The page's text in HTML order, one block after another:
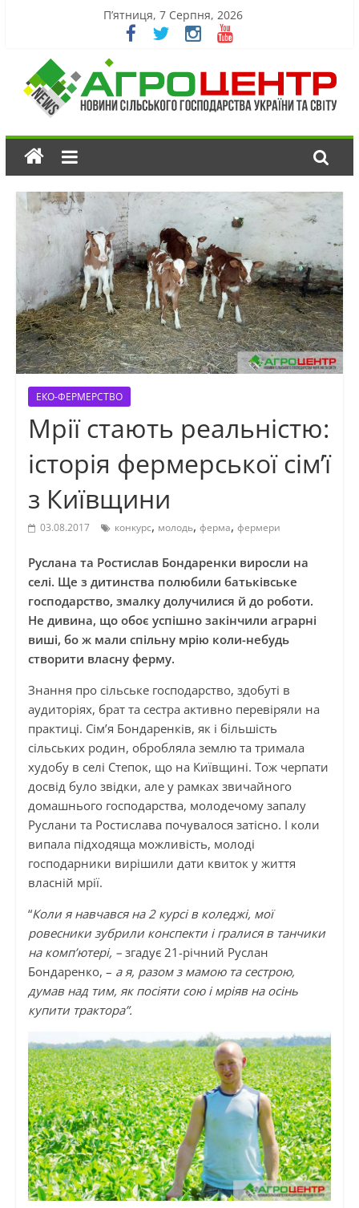
П’ятниця, 7 Серпня, 2026
ЕКО-ФЕРМЕРСТВО
Мрії стають реальністю:
історія фермерської сім’ї
з Київщини
03.08.2017 конкурс, молодь, ферма, фермери
Руслана та Ростислав Бондаренки виросли на
селі. Ще з дитинства полюбили батьківське
господарство, змалку долучилися й до роботи.
Не дивина, що обоє успішно закінчили аграрні
виші, бо ж мали спільну мрію коли-небудь
створити власну ферму.
Знання про сільське господарство, здобуті в
аудиторіях, брат та сестра активно перевіряли на
практиці. Сім’я Бондаренків, як і більшість
сільських родин, обробляла землю та тримала
худобу в селі Степок, що на Київщині. Тож черпати
досвід було звідки, але у рамках звичайного
домашнього господарства, молодечому запалу
Руслани та Ростислава почувалося затісно. І коли
випала підходяща можливість, молоді
господарники вирішили дати квиток у життя
власній мрії.
“Коли я навчався на 2 курсі в коледжі, мої
ровесники зубрили конспекти і гралися в танчики
на комп’ютері, –згадує 21-річний Руслан
Бондаренко, – а я, разом з мамою та сестрою,
думав над тим, як посіяти сою і мріяв на осінь
купити трактора”.